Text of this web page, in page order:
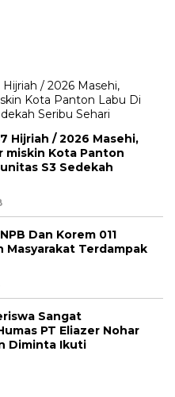
Hijriah / 2026 Masehi,
miskin Kota Panton
S3 Sedekah
Dan Korem 011
Masyarakat Terdampak
Sangat
PT Eliazer Nohar
Diminta Ikuti